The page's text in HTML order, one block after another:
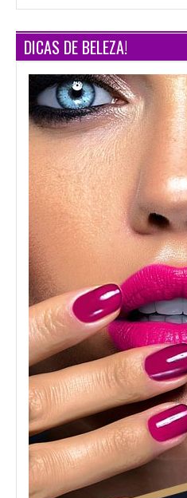
DICAS DE BELEZA!